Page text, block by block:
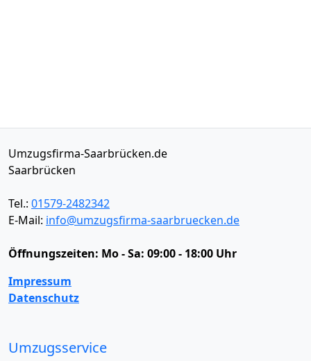
Umzugsfirma-Saarbrücken.de
Saarbrücken
Tel.: 01579-2482342
E-Mail: info@umzugsfirma-saarbruecken.de
Öffnungszeiten: Mo - Sa: 09:00 - 18:00 Uhr
Impressum
Datenschutz
Umzugsservice